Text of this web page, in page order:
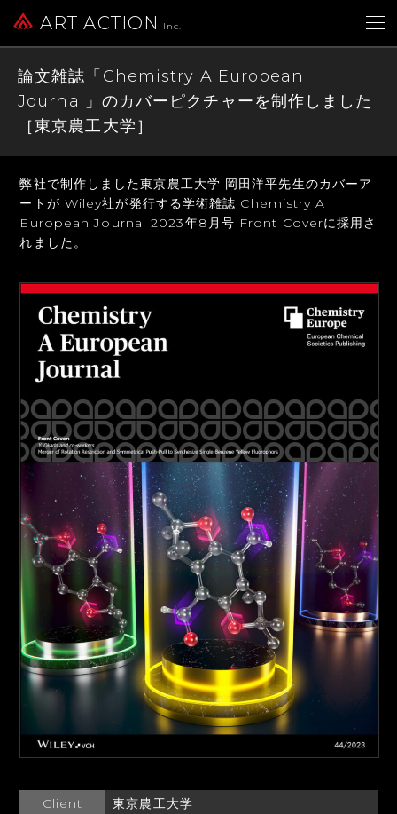
ART ACTION Inc.
論文雑誌「Chemistry A European
Journal」のカバーピクチャーを制作しました
［東京農工大学］
弊社で制作しました東京農工大学 岡田洋平先生のカバーア
ートが Wiley社が発行する学術雑誌 Chemistry A
European Journal 2023年8月号 Front Coverに採用さ
れました。
Client
東京農工大学